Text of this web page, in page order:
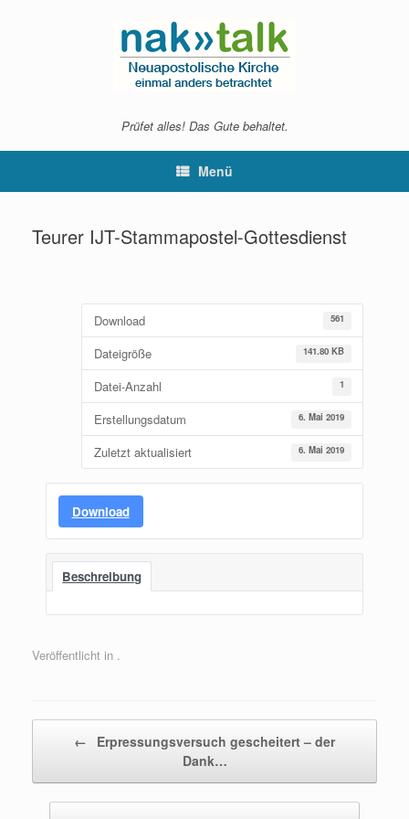
Prüfet alles! Das Gute behaltet.
Menü
Teurer IJT-Stammapostel-Gottesdienst
Download 561
Dateigröße 141.80 KB
Datei-Anzahl 1
Erstellungsdatum 6. Mai 2019
Zuletzt aktualisiert 6. Mai 2019
Download
Beschreibung
Veröffentlicht in .
←
Erpressungsversuch gescheitert – der
Dank…